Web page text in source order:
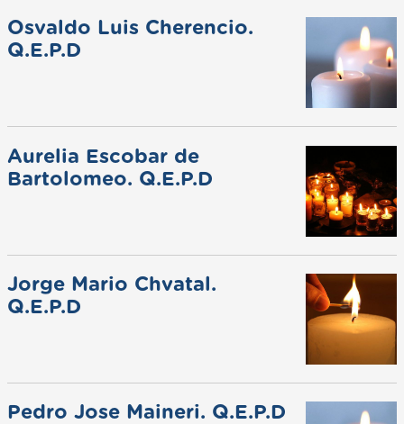
Osvaldo Luis Cherencio.
Q.E.P.D
Aurelia Escobar de
Bartolomeo. Q.E.P.D
Jorge Mario Chvatal.
Q.E.P.D
Pedro Jose Maineri. Q.E.P.D